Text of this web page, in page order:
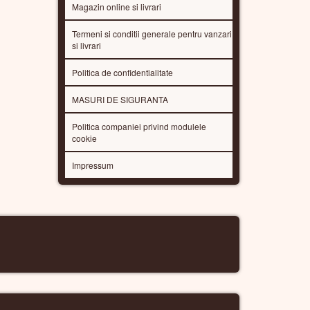
Magazin online si livrari
Termeni si conditii generale pentru vanzari
si livrari
Politica de confidentialitate
MASURI DE SIGURANTA
Politica companiei privind modulele
cookie
Impressum